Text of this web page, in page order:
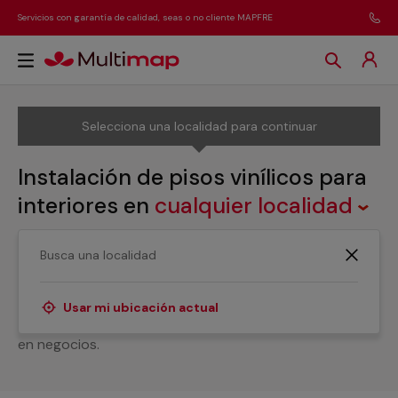
Servicios con garantía de calidad, seas o no cliente MAPFRE
Selecciona una localidad para continuar
Instalación de pisos vinílicos para
interiores en cualquier localidad
Usar mi ubicación actual
¿Necesitas un servicio de instalación de suelos vinílicos
se adaptarán a todas tus necesidades y dejarán en
en negocios.